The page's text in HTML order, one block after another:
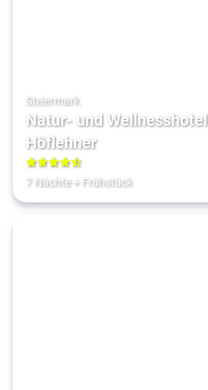
Steiermark
Natur- und Wellnesshotel
Höflehner
4.5
7 Nächte+ Frühstück